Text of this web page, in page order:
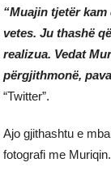
“Muajin tjetër
vetes. Ju thashë
realizua. Vedat
përgjithmonë,
“Twitter”.
Ajo gjithashtu e
fotografi me Muriqin.